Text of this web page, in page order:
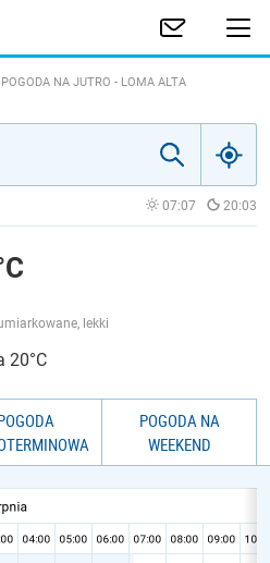
POGODA NA JUTRO - LOMA ALTA
07:07 20:03
lekki
20°C
POGODA NA
WEEKEND